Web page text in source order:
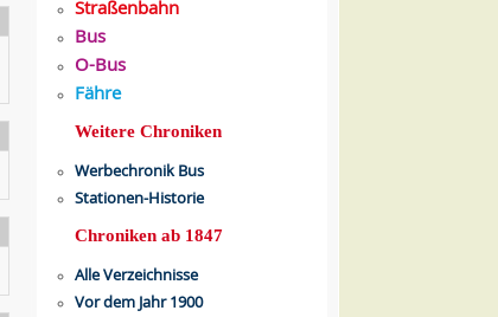
Straßenbahn
Bus
O-Bus
Fähre
Weitere Chroniken
Werbechronik Bus
Stationen-Historie
Chroniken ab 1847
Alle Verzeichnisse
Vor dem Jahr 1900